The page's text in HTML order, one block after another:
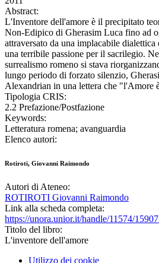
Abstract:
L'Inventore dell'amore è il precipitato
Non-Edipico di Gherasim Luca fino ad
attraversato da una implacabile dialettica
una terribile passione per il sacrilegio.
surrealismo romeno si stava
lungo periodo di forzato silenzio,
Alexandrian in una lettera che "l'Amore
Tipologia CRIS:
2.2 Prefazione/Postfazione
Keywords:
Letteratura romena; avanguardia
Elenco autori:
Rotiroti, Giovanni Raimondo
Autori di Ateneo:
ROTIROTI Giovanni Raimondo
Link alla scheda completa:
https://unora.unior.it/handle/11574/
Titolo del libro:
L'inventore dell'amore
Utilizzo dei cookie